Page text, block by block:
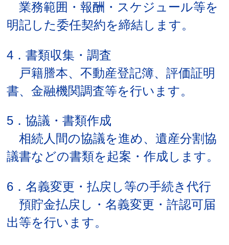
業務範囲・報酬・スケジュール等を
明記した委任契約を締結します。
4．書類収集・調査
戸籍謄本、不動産登記簿、評価証明
書、金融機関調査等を行います。
5．協議・書類作成
相続人間の協議を進め、遺産分割協
議書などの書類を起案・作成します。
6．名義変更・払戻し等の手続き代行
預貯金払戻し・名義変更・許認可届
出等を行います。